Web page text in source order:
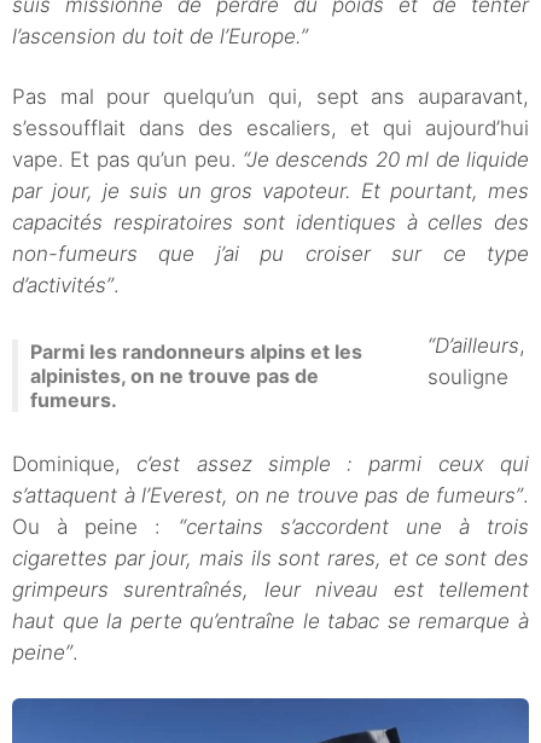
l’ascension du toit de l’Europe.”
Pas mal pour quelqu’un qui, sept ans auparavant,
s’essoufflait dans des escaliers, et qui aujourd’hui
vape. Et pas qu’un peu. “Je descends 20 ml de liquide
par jour, je suis un gros vapoteur. Et pourtant, mes
capacités respiratoires sont identiques à celles des
non-fumeurs que j’ai pu croiser sur ce type
d’activités”.
Parmi les randonneurs alpins et les
alpinistes, on ne trouve pas de
fumeurs.
“D’ailleurs,
souligne
Dominique, c’est assez simple : parmi ceux qui
s’attaquent à l’Everest, on ne trouve pas de fumeurs”.
Ou à peine :
“certains s’accordent une à trois
cigarettes par jour, mais ils sont rares, et ce sont des
grimpeurs surentraînés, leur niveau est tellement
haut que la perte qu’entraîne le tabac se remarque à
peine”.